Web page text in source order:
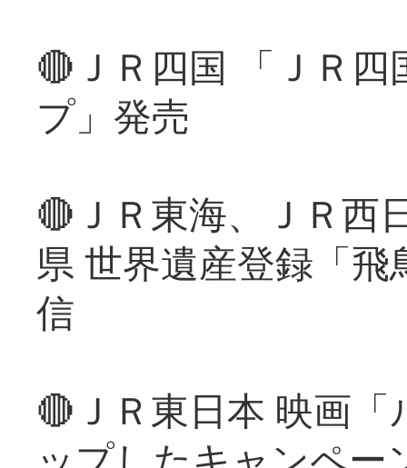
🔴ＪＲ四国 「ＪＲ
プ」発売
🔴ＪＲ東海、ＪＲ西
県 世界遺産登録「
信
🔴ＪＲ東日本 映画